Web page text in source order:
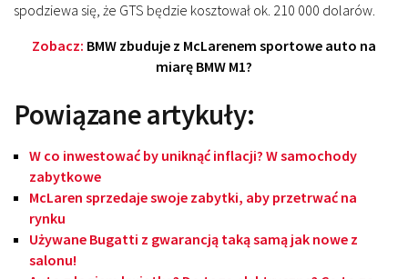
spodziewa się, że GTS będzie kosztował ok. 210 000 dolarów.
Zobacz: BMW zbuduje z McLarenem sportowe auto na
miarę BMW M1?
Powiązane artykuły:
W co inwestować by uniknąć inflacji? W samochody
zabytkowe
McLaren sprzedaje swoje zabytki, aby przetrwać na
rynku
Używane Bugatti z gwarancją taką samą jak nowe z
salonu!